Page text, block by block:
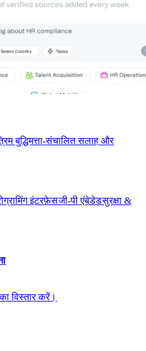
बुद्धिमत्ता-संचालित सलाह और
इंटरफ़ेस​​जी-पी एंबेडेड​​सुरक्षा &
विस्तार करें।​​